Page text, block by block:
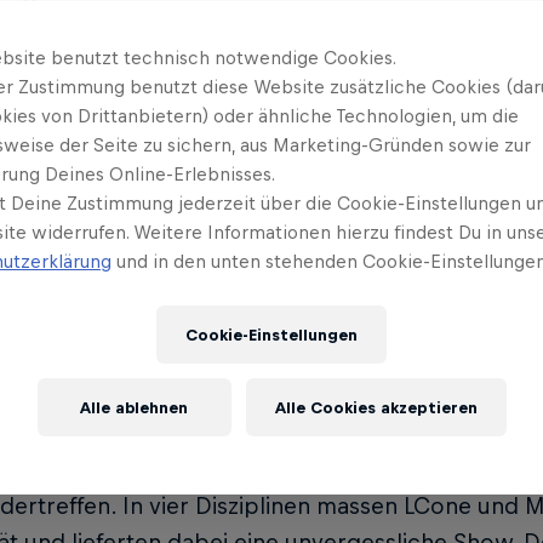
und kämpften musikalisch um
Published on15.03.2025 · 17:31 UTC
zu diesem Moment: Nach einem
noch ein musikalischer Clash die Spannungen
wieder freundschaftlich
In vier Disziplinen massen LCone und
benutzt technisch notwendige Cookies.
Zustimmung benutzt diese Website zusätzliche Cookies
von Drittanbietern) oder ähnliche Technologien, um die
der Seite zu sichern, aus Marketing-Gründen sowie zur
Deines Online-Erlebnisses.
Deine Zustimmung jederzeit über die Cookie-Einstellungen
widerrufen. Weitere Informationen hierzu findest Du in
und in den unten stehenden Cookie-
Cookie-Einstellungen
Alle ablehnen Alle Cookies akzeptieren